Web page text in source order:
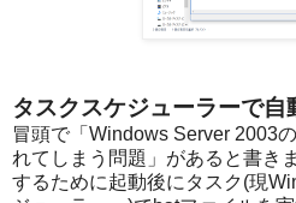
タスクスケジューラーで自
冒頭で「Windows Server 2003
れてしまう問題」があると書き
するために起動後にタスク(現